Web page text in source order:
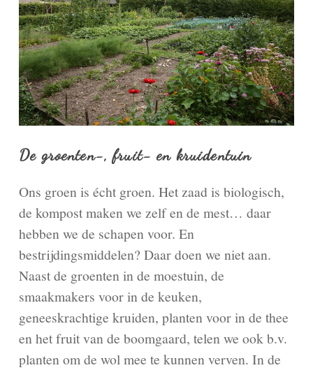
De groenten-, fruit- en kruidentuin
Ons groen is écht groen. Het zaad is biologisch,
de kompost maken we zelf en de mest… daar
hebben we de schapen voor. En
bestrijdingsmiddelen? Daar doen we niet aan.
Naast de groenten in de moestuin, de
smaakmakers voor in de keuken,
geneeskrachtige kruiden, planten voor in de thee
en het fruit van de boomgaard, telen we ook b.v.
planten om de wol mee te kunnen verven. In de